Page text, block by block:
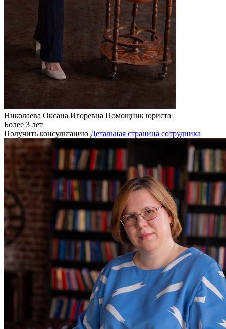
Николаева Оксана Игоревна Помощник юриста
Более 3 лет
Получить консультацию Детальная страница сотрудника